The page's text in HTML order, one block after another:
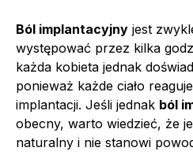
Ból implantacyjny jest
występować przez kilka
każda kobieta jednak
ponieważ każde ciało
implantacji. Jeśli jednak ból
obecny, warto wiedzieć, że
naturalny i nie stanowi